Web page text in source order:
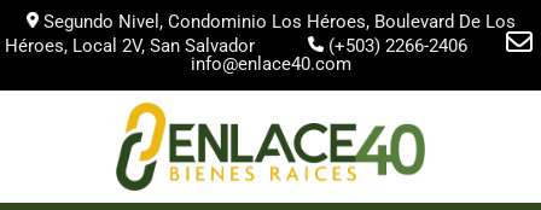
Segundo Nivel, Condominio Los Héroes, Boulevard De Los
Héroes, Local 2V, San Salvador
(+503) 2266-2406
info@enlace40.com